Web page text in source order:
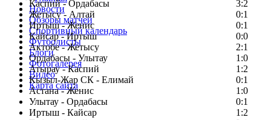
Каспий - Ордабасы
3:2
Жетысу - Алтай
0:1
Иртыш - Женис
0:1
Кайсар - Иртыш
0:0
Актобе - Жетысу
2:1
Ордабасы - Улытау
1:0
Атырау - Каспий
1:2
Кызыл-Жар СК - Елимай
0:1
Астана - Женис
1:0
Улытау - Ордабасы
0:1
Иртыш - Кайсар
1:2
Новости
Обзоры матчей
Спортивный календарь
Футболисты
Блоги
Фотогалерея
Видео
Карта сайта